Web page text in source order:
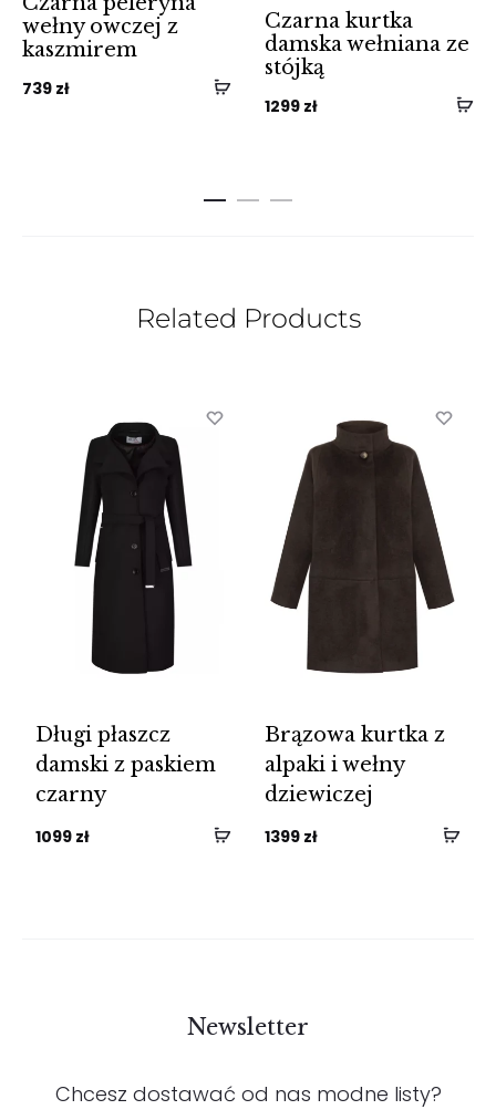
wełny owczej z
kaszmirem
739 zł
Czarna kurtka
damska wełniana ze
stójką
1299 zł
Related Products
Długi płaszcz
damski z paskiem
czarny
1099 zł
Brązowa kurtka z
alpaki i wełny
dziewiczej
1399 zł
Newsletter
Chcesz dostawać od nas modne listy?